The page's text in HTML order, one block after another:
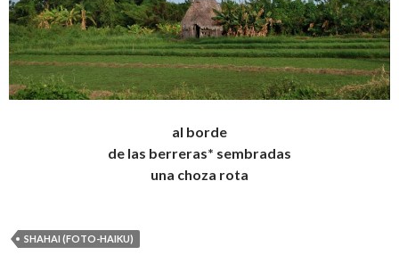
al borde
de las berreras* sembradas
una choza rota
SHAHAI (FOTO-HAIKU)